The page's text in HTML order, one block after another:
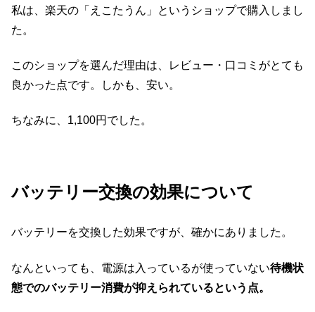
私は、楽天の「えこたうん」というショップで購入しまし
た。
このショップを選んだ理由は、レビュー・口コミがとても
良かった点です。しかも、安い。
ちなみに、1,100円でした。
バッテリー交換の効果について
バッテリーを交換した効果ですが、確かにありました。
なんといっても、電源は入っているが使っていない待機状
態でのバッテリー消費が抑えられているという点。